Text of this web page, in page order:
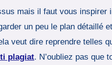
mais il faut vous
un peu le plan détaillé
veut dire reprendre telles
plagiat. N’oubliez pas que